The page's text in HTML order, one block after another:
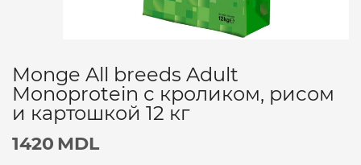
Monge All breeds Adult
Monoprotein с кроликом, рисом
и картошкой 12 кг
1420 MDL